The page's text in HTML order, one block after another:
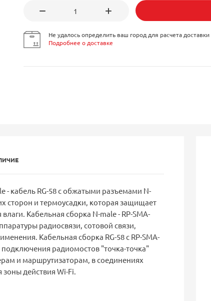
Не удалось определить ваш город для расчета доставки
Подробнее о доставке
- кабель RG-58 с обжатыми разъемами N-
сторон и термоусадки, которая защищает
Кабельная сборка N-male - RP-SMA-
радиосвязи, сотовой связи,
Кабельная сборка RG-58 с RP-SMA-
подключения радиомостов "точка-точка"
и маршрутизаторам, в соединениях
действия Wi-Fi.